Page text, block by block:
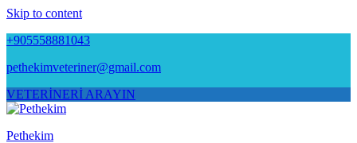
Skip to content
+905558881043
pethekimveteriner@gmail.com
VETERİNERİ ARAYIN
Pethekim